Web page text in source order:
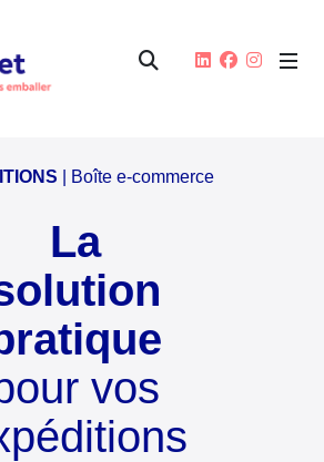
| Boîte e-commerce
La
vos